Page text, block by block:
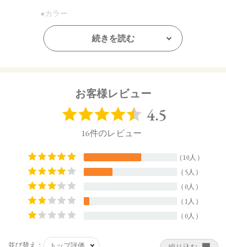
●カラー
・01 Mellow Apricot
春の光のように優しい黄味を帯びた
ぬくもり感あるソフトコーラル
・03 Rose Grace
すっと野に咲く花のように
凛としなやかなローズピンク
・04 Bare Bloom
繊細に肌と溶け合うメロウブラウン
【ご使用方法】
付属のチップに適量をとり、唇に直接塗布します。
【内容量】
続きを読む
お客様レビュー